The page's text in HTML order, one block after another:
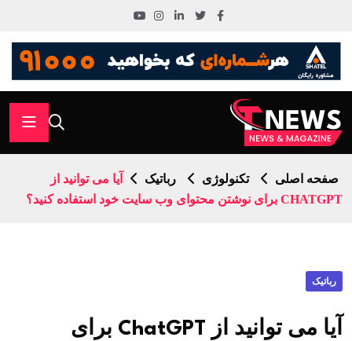
صفحه اصلی تکنولوژی رباتیک
آیا می توانید از
CHATGPT برای نوشتن محتوای وب سایت خود استفاده کنید؟
رباتیک
آیا می توانید از ChatGPT برای